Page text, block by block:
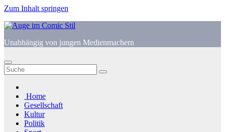
Zum Inhalt springen
Unabhängig von jungen Medienmachern
Home
Gesellschaft
Kultur
Politik